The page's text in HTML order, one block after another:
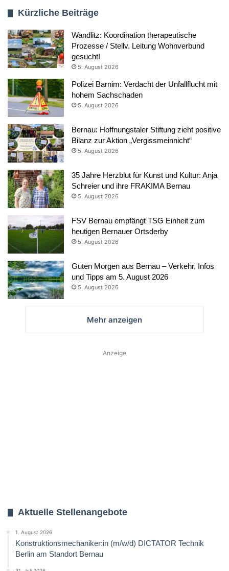
Kürzliche Beiträge
Wandlitz: Koordination therapeutische
Prozesse / Stellv. Leitung Wohnverbund
gesucht!
5. August 2026
Polizei Barnim: Verdacht der Unfallflucht mit
hohem Sachschaden
5. August 2026
Bernau: Hoffnungstaler Stiftung zieht positive
Bilanz zur Aktion „Vergissmeinnicht“
5. August 2026
35 Jahre Herzblut für Kunst und Kultur: Anja
Schreier und ihre FRAKIMA Bernau
5. August 2026
FSV Bernau empfängt TSG Einheit zum
heutigen Bernauer Ortsderby
5. August 2026
Guten Morgen aus Bernau – Verkehr, Infos
und Tipps am 5. August 2026
5. August 2026
Mehr anzeigen
Anzeige
Aktuelle Stellenangebote
1. August 2026
Konstruktionsmechaniker:in (m/w/d) DICTATOR Technik
Berlin am Standort Bernau